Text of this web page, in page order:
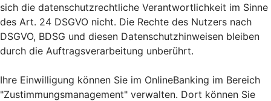
sich die datenschutzrechtliche Verantwortlichkeit im Sinne
des Art. 24 DSGVO nicht. Die Rechte des Nutzers nach
DSGVO, BDSG und diesen Datenschutzhinweisen bleiben
durch die Auftragsverarbeitung unberührt.
Ihre Einwilligung können Sie im OnlineBanking im Bereich
"Zustimmungsmanagement" verwalten. Dort können Sie